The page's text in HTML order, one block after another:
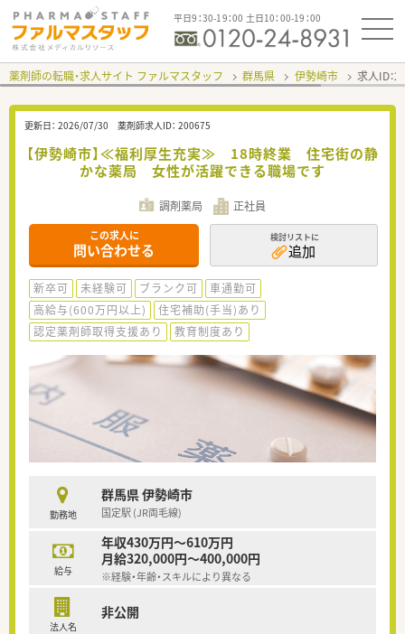
平日9：30-19：00 土日10：00-19：00
薬剤師の転職・求人サイト ファルマスタッフ 群馬県 伊勢崎市 求人ID：
更新日： 2026/07/30 薬剤師求人ID： 200675
【伊勢崎市】≪福利厚生充実≫ 18時終業 住宅街の静
かな薬局 女性が活躍できる職場です
調剤薬局 正社員
この求人に
問い合わせる
検討リストに
追加
新卒可 未経験可 ブランク可
車通勤可
高給与(600万円以上)
住宅補助(手当)あり
認定薬剤師取得支援あり
教育制度あり
勤務地
群馬県 伊勢崎市
国定駅 (JR両毛線)
給与
年収430万円～610万円
月給320,000円～400,000円
※経験・年齢・スキルにより異なる
法人名
非公開